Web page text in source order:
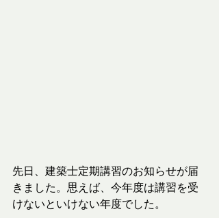
先日、建築士定期講習のお知らせが届
きました。思えば、今年度は講習を受
けないといけない年度でした。